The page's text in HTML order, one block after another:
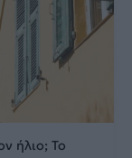
ήλιο; Το